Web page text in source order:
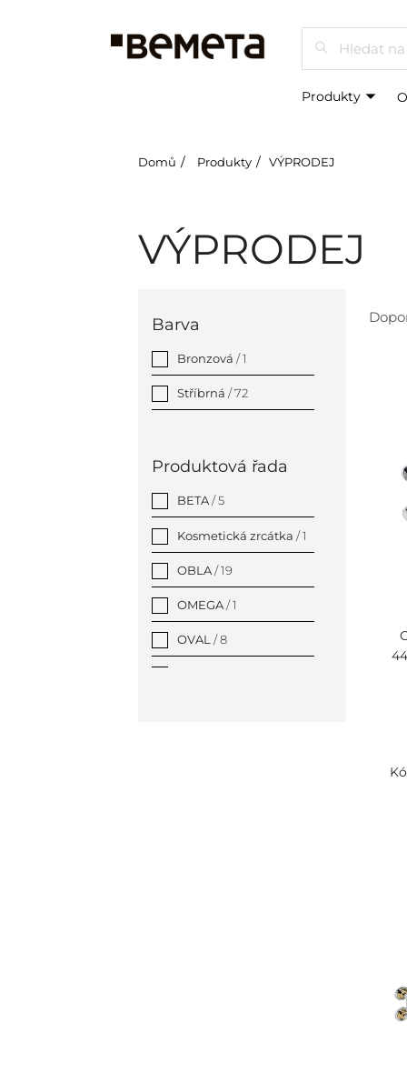
Hledat
Produkty
Domů Produkty VÝPRODEJ
VÝPRODEJ
Barva
Bronzová / 1
Stříbrná / 72
Produktová řada
BETA/ 5
Kosmetická zrcátka / 1
OBLA/ 19
OMEGA/ 1
OVAL / 8